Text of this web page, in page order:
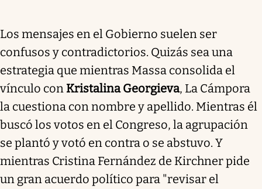
Los mensajes en el Gobierno suelen ser
confusos y contradictorios. Quizás sea una
estrategia que mientras Massa consolida el
vínculo con Kristalina Georgieva, La Cámpora
la cuestiona con nombre y apellido. Mientras él
buscó los votos en el Congreso, la agrupación
se plantó y votó en contra o se abstuvo. Y
mientras Cristina Fernández de Kirchner pide
un gran acuerdo político para "revisar el